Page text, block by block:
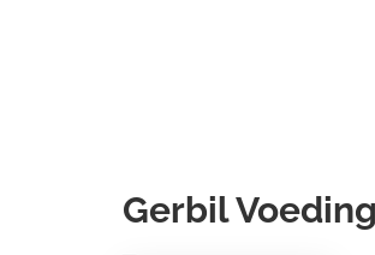
Gerbil